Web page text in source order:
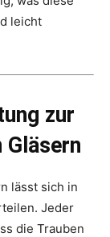
leicht
zur
Gläsern
lässt sich in
Jeder
die Trauben